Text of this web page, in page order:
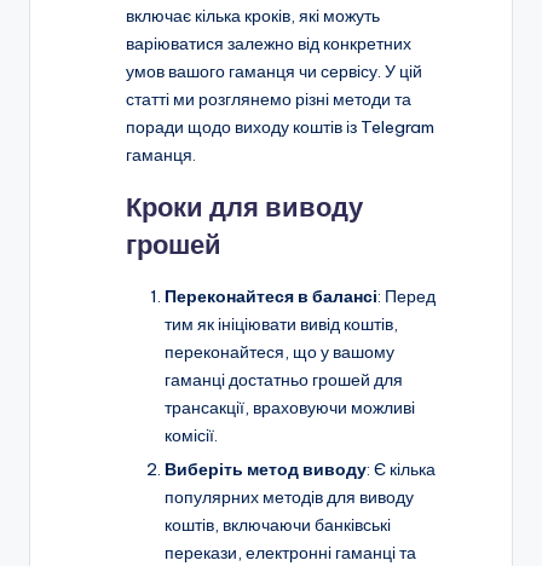
включає кілька кроків, які можуть
варіюватися залежно від конкретних
умов вашого гаманця чи сервісу. У цій
статті ми розглянемо різні методи та
поради щодо виходу коштів із Telegram
гаманця.
Кроки для виводу
грошей
Переконайтеся в балансі: Перед
тим як ініціювати вивід коштів,
переконайтеся, що у вашому
гаманці достатньо грошей для
трансакції, враховуючи можливі
комісії.
Виберіть метод виводу: Є кілька
популярних методів для виводу
коштів, включаючи банківські
перекази, електронні гаманці та